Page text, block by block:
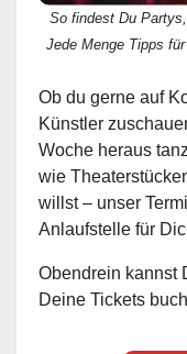
So findest Du
Jede Menge Tipps
Ob du gerne auf
Künstler
Woche heraus
wie
willst – unser
Anlaufstelle für
Obendrein kannst
Deine Tickets